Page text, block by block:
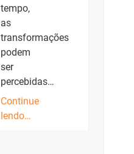
tempo,
as
transformações
podem
ser
percebidas…
Continue
lendo…